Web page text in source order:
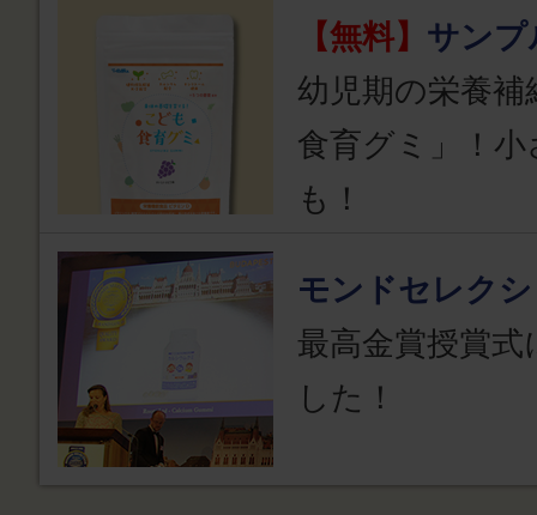
【無料】 サンプ
幼児期の栄養
食育グミ」！
も！
モンドセレク
最高金賞授賞
した！